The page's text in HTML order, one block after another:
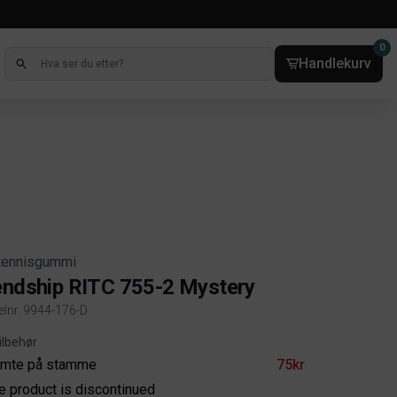
Handlekurv
0
RITC 755-2 Mystery
9944-176-D
information
på stamme
75kr
product is discontinued